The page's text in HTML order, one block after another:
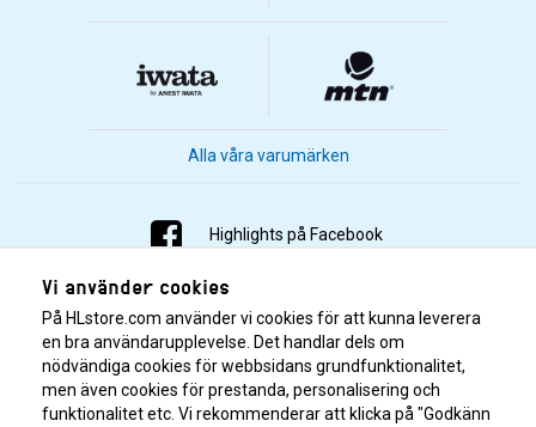
Alla våra varumärken
Highlights på Facebook
Highlights på Instagram
Highlights på Youtube
Highlights på Tiktok
Vi använder cookies
På HLstore.com använder vi cookies för att kunna leverera
en bra användarupplevelse. Det handlar dels om
nödvändiga cookies för webbsidans grundfunktionalitet,
men även cookies för prestanda, personalisering och
funktionalitet etc. Vi rekommenderar att klicka på "Godkänn